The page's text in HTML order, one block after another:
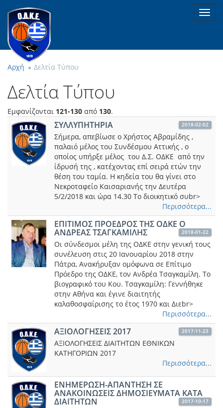
Αρχή Δελτία Τύπου
Δελτία Τύπου
Εμφανίζονται 121-130 από 130.
ΣΥΛΛΥΠΗΤΗΡΙΑ 2018-02-02
Σήμερα, απεβίωσε ο Χρήστος Αβραμίδης ,
παλαιό μέλος του Συνδέσμου Αττικής , ο
οποίος υπήρξε μέλος του Δ.Σ. ΟΔΚΕ από την
ίδρυσή της , κατέχοντας επί σειρά ετών την
θέση του ταμία. Η κηδεία του θα γίνει στο
Νεκροταφείο Καισαριανής την Δευτέρα
5/2/2018 και ώρα 14.30 Το διοικητικό συbr>
Περισσότερα...
ΕΠΙΤΙΜΟΣ ΠΡΟΕΔΡΟΣ ΤΗΣ ΟΔΚΕ Ο
ΑΝΔΡΕΑΣ ΤΣΑΓΚΑΜΙΛΗΣ 2018-01-22
Οι σύνδεσμοι μέλη της ΟΔΚΕ στην γενική τους
συνέλευση στις 20 Ιανουαρίου 2018 στην
Πάτρα, Ανακήρυξαν ομόφωνα σε Επίτιμο
Πρόεδρο της ΟΔΚΕ, τον Ανδρέα Τσαγκαμίλη. Το
βιογραφικό του Κου. Τσαγκαμίλη: Γεννήθηκε
στην Αθήνα και έγινε διαιτητής
καλαθοσφαίρισης το έτος 1970 και Διεbr>
Περισσότερα...
ΑΞΙΟΛΟΓΗΣΕΙΣ 2017 2017-11-23
ΑΞΙΟΛΟΓΗΣΕΙΣ ΔΙΑΙΤΗΤΩΝ ΕΘΝΙΚΩΝ
ΚΑΤΗΓΟΡΙΩΝ 2017
Περισσότερα...
ΕΝΗΜΕΡΩΣΗ-ΑΠΑΝΤΗΣΗ ΣΕ
ΑΝΑΚΟΙΝΩΣΕΙΣ ΔΗΜΟΣΙΕΥΜΑΤΑ ΚΑΤΑ
ΔΙΑΙΤΗΤΩΝ 2017-10-17